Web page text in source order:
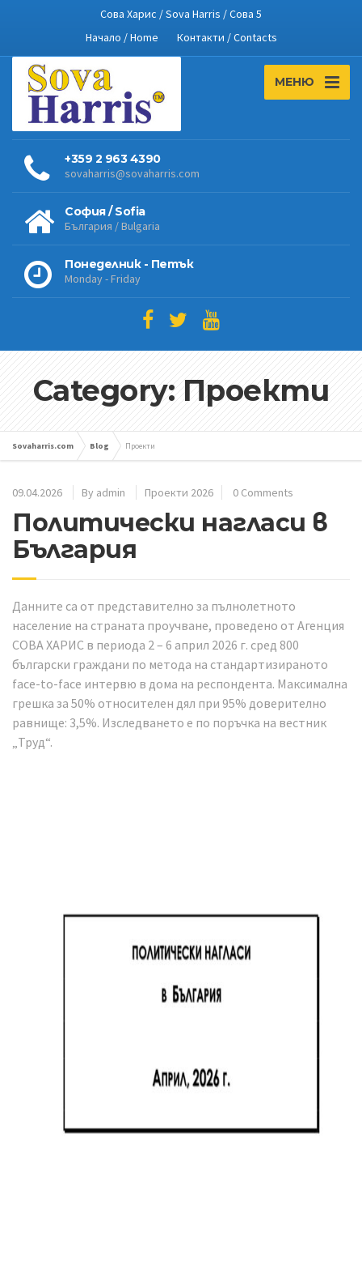
Сова Харис / Sova Harris / Сова 5
Начало / Home
Контакти / Contacts
МЕНЮ
+359 2 963 4390
sovaharris@sovaharris.com
София / Sofia
България / Bulgaria
Понеделник - Петък
Monday - Friday
Category: Проекти
Sovaharris.com Blog Проекти
09.04.2026 By admin Проекти 2026 0 Comments
Политически нагласи в
България
Данните са от представително за пълнолетното
население на страната проучване, проведено от Агенция
СОВА ХАРИС в периода 2 – 6 април 2026 г. сред 800
български граждани по метода на стандартизираното
face-to-face интервю в дома на респондента. Максимална
грешка за 50% относителен дял при 95% доверително
равнище: 3,5%. Изследването е по поръчка на вестник
„Труд“.